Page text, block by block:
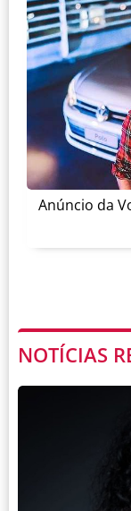
Anúncio da
NOTÍCIAS